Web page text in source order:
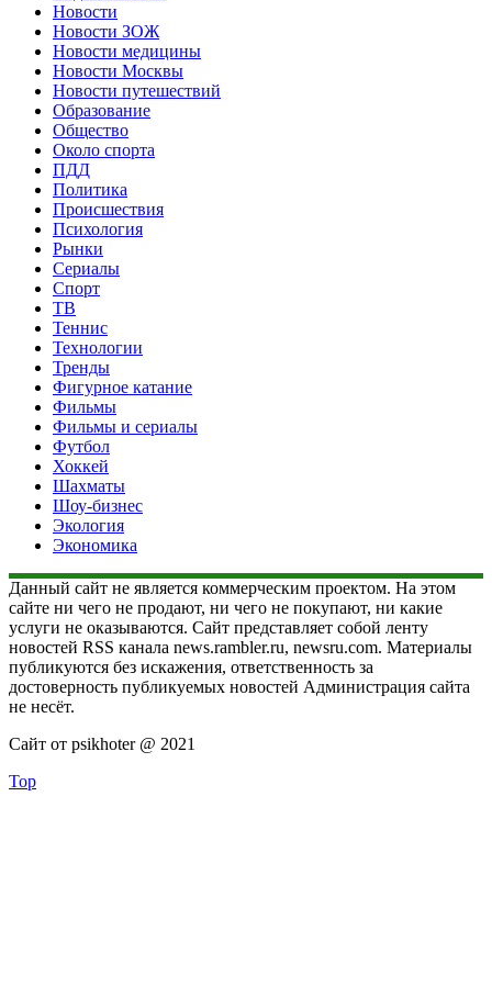
Новости
Новости ЗОЖ
Новости медицины
Новости Москвы
Новости путешествий
Образование
Общество
Около спорта
ПДД
Политика
Происшествия
Психология
Рынки
Сериалы
Спорт
ТВ
Теннис
Технологии
Тренды
Фигурное катание
Фильмы
Фильмы и сериалы
Футбол
Хоккей
Шахматы
Шоу-бизнес
Экология
Экономика
Данный сайт не является коммерческим проектом. На этом
сайте ни чего не продают, ни чего не покупают, ни какие
услуги не оказываются. Сайт представляет собой ленту
новостей RSS канала news.rambler.ru, newsru.com. Материалы
публикуются без искажения, ответственность за
достоверность публикуемых новостей Администрация сайта
не несёт.
Сайт от psikhoter @ 2021
Top